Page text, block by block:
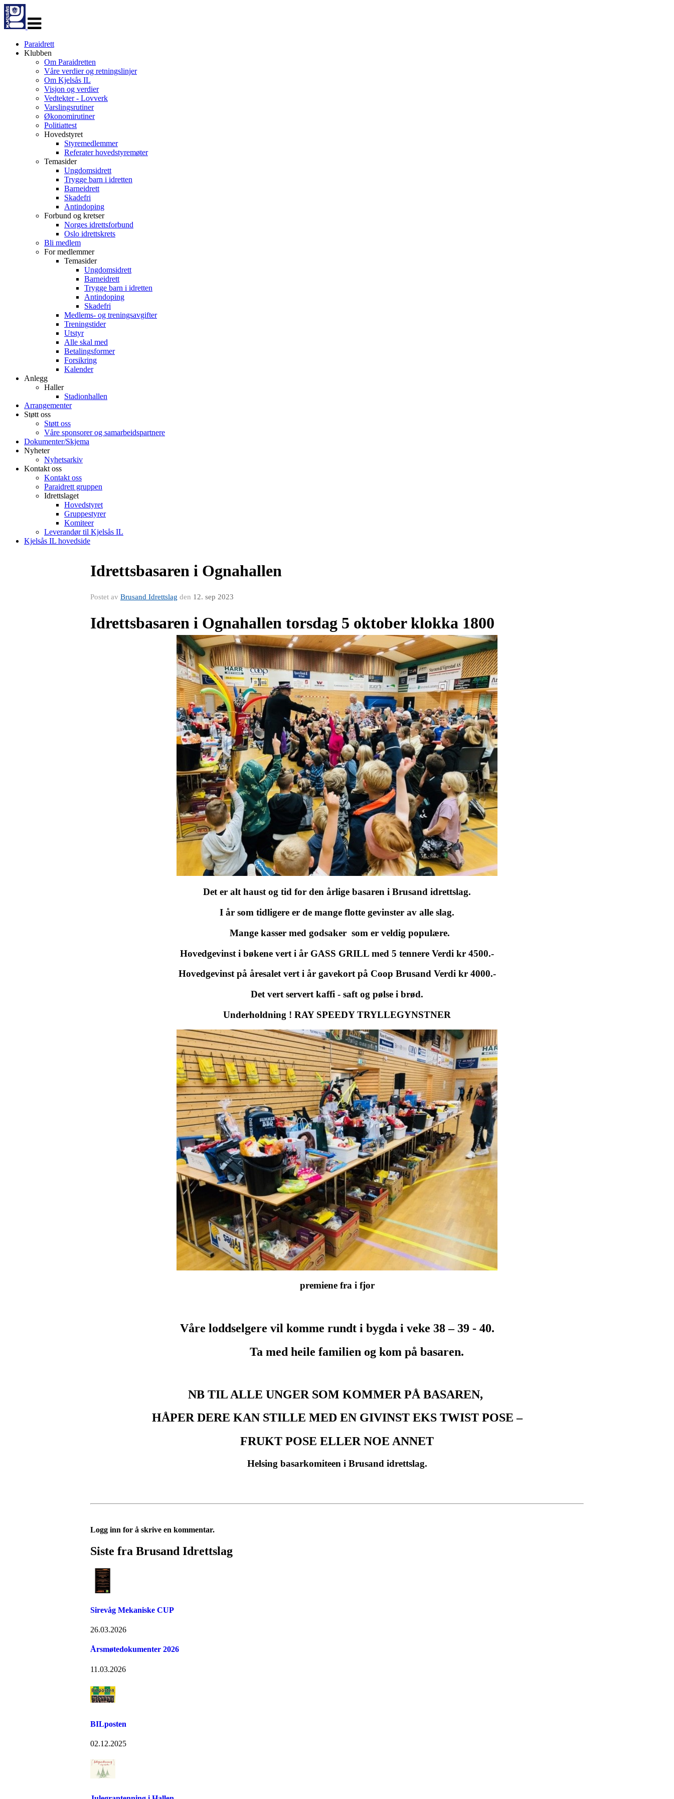
navigasjon
Paraidrett
Klubben
Om Paraidretten
Våre verdier og retningslinjer
Om Kjelsås IL
Visjon og verdier
Vedtekter - Lovverk
Varslingsrutiner
Økonomirutiner
Politiattest
Hovedstyret
Styremedlemmer
Referater hovedstyremøter
Temasider
Ungdomsidrett
Trygge barn i idretten
Barneidrett
Skadefri
Antindoping
Forbund og kretser
Norges idrettsforbund
Oslo idrettskrets
Bli medlem
For medlemmer
Temasider
Ungdomsidrett
Barneidrett
Trygge barn i idretten
Antindoping
Skadefri
Medlems- og treningsavgifter
Treningstider
Utstyr
Alle skal med
Betalingsformer
Forsikring
Kalender
Anlegg
Haller
Stadionhallen
Arrangementer
Støtt oss
Støtt oss
Våre sponsorer og samarbeidspartnere
Dokumenter/Skjema
Nyheter
Nyhetsarkiv
Kontakt oss
Kontakt oss
Paraidrett gruppen
Idrettslaget
Hovedstyret
Gruppestyrer
Komiteer
Leverandør til Kjelsås IL
Kjelsås IL hovedside
Idrettsbasaren i Ognahallen
Postet av Brusand Idrettslag den 12. sep 2023
Idrettsbasaren i Ognahallen torsdag 5 oktober klokka 1800
Det er alt haust og tid for den årlige basaren i Brusand idrettslag.
I år som tidligere er de mange flotte gevinster av alle slag.
Mange kasser med godsaker som er veldig populære.
Hovedgevinst i bøkene vert i år GASS GRILL med 5 tennere Verdi kr 4500.-
Hovedgevinst på åresalet vert i år gavekort på Coop Brusand Verdi kr 4000.-
Det vert servert kaffi - saft og pølse i brød.
Underholdning ! RAY SPEEDY TRYLLEGYNSTNER
premiene fra i fjor
Våre loddselgere vil komme rundt i bygda i veke 38 – 39 - 40.
Ta med heile familien og kom på basaren.
NB TIL ALLE UNGER SOM KOMMER PÅ BASAREN,
HÅPER DERE KAN STILLE MED EN GIVINST EKS TWIST POSE –
FRUKT POSE ELLER NOE ANNET
Helsing basarkomiteen i Brusand idrettslag.
Logg inn for å skrive en kommentar.
Siste fra Brusand Idrettslag
Sirevåg Mekaniske CUP
26.03.2026
Årsmøtedokumenter 2026
11.03.2026
BILposten
02.12.2025